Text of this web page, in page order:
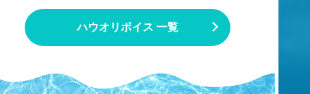
ハウオリボイス 一覧